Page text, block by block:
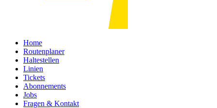
Home
Routenplaner
Haltestellen
Linien
Tickets
Abonnements
Jobs
Fragen & Kontakt